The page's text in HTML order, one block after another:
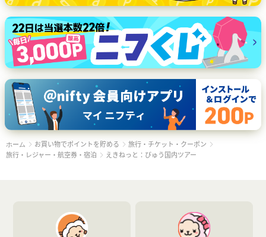
ホーム お買い物でポイントを貯める
旅行・チケット・クーポン
旅行・レジャー・航空券・宿泊
えきねっと：びゅう国内ツアー